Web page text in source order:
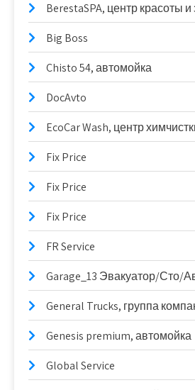
BerestaSPA, центр красоты
Big Boss
Chisto 54, автомойка
DocAvto
EcoCar Wash, центр
Fix Price
Fix Price
Fix Price
FR Service
Garage_13 Эвакуатор/Сто/
General Trucks, группа
Genesis premium, автомойка
Global Service